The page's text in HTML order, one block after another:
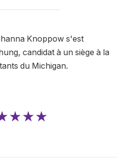
Knoppow s'est
candidat à un siège à la
du Michigan.